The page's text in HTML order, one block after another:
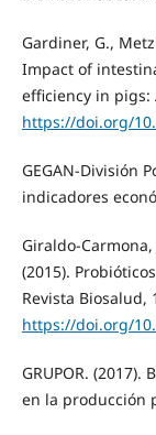
Gardiner, G.,
Impact of
efficiency in pigs:
https://doi.org/
GEGAN-División
indicadores
Giraldo-Carmona,
(2015).
Revista Biosalud,
https://doi.org/
GRUPOR.
en la producción